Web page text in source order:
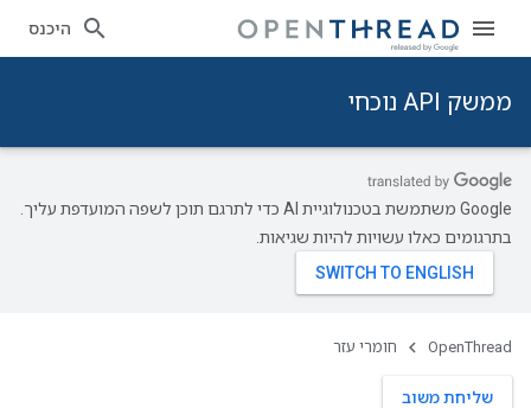
היכנס
ממשק API נוכחי
‫Google משתמשת בטכנולוגיית AI כדי לתרגם תוכן לשפה המועדפת עליך.
בתרגומים כאלו עשויות להיות שגיאות.
OpenThread חומרי עזר
שליחת משוב